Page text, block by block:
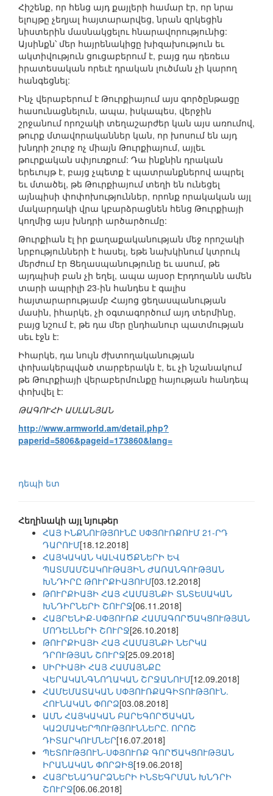
Հիշենք, որ հենց այդ քայլերի համար էր, որ նրա
ելույթը չեղյալ հայտարարվեց, նրան զրկեցին
նիստերին մասնակցելու հնարավորությունից:
Այսինքն՝ մեր հայրենակիցը խիզախություն եւ
ակտիվություն ցուցաբերում է, բայց դա դեռեւս
իրատեսական որեւէ դրական լուծման չի կարող
հանգեցնել:
Ինչ վերաբերում է Թուրքիայում այս գործընթացը
հասունացնելուն, ապա, իսկապես, վերջին
շրջանում որոշակի տեղաշարժեր կան այս առումով,
թուրք մտավորականներ կան, որ խոսում են այդ
խնդրի շուրջ ոչ միայն Թուրքիայում, այլեւ
թուրքական սփյուռքում: Դա ինքնին դրական
երեւույթ է, բայց չպետք է պատրանքներով ապրել
եւ մտածել, թե Թուրքիայում տեղի են ունեցել
այնպիսի փոփոխություններ, որոնք որակական այլ
մակարդակի վրա կբարձրացնեն հենց Թուրքիայի
կողմից այս խնդրի արծարծումը:
Թուրքիան էլ իր քաղաքականության մեջ որոշակի
նրբությունների է հասել, եթե նախկինում կտրուկ
մերժում էր Ցեղասպանությունը եւ ասում, թե
այդպիսի բան չի եղել, ապա այսօր Էրդողանն ամեն
տարի ապրիլի 23-ին հանդես է գալիս
հայտարարությամբ Հայոց ցեղասպանության
մասին, իհարկե, չի օգտագործում այդ տերմինը,
բայց նշում է, թե դա մեր ընդհանուր պատմության
սեւ էջն է:
Իհարկե, դա նույն ժխտողականության
փոխակերպված տարբերակն է, եւ չի նշանակում
թե Թուրքիայի վերաբերմունքը հայության հանդեպ
փոխվել է:
ԹԱԳՈՒՀԻ ԱՍԼԱՆՅԱՆ
http://www.armworld.am/detail.php?
paperid=5806&pageid=173860&lang=
դեպի ետ
Հեղինակի այլ նյութեր
ՀԱՅ ԻՆՔՆՈՒԹՅՈՒՆԸ ՍՓՅՈՒՌՔՈՒՄ 21-ՐԴ
ԴԱՐՈՒՄ[18.12.2018]
ՀԱՅԿԱԿԱՆ ԿԱԼՎԱԾՔՆԵՐԻ ԵՎ
ՊԱՏՄԱՄՇԱԿՈՒԹԱՅԻՆ ԺԱՌԱՆԳՈՒԹՅԱՆ
ԽՆԴԻՐԸ ԹՈՒՐՔԻԱՅՈՒՄ[03.12.2018]
ԹՈՒՐՔԻԱՅԻ ՀԱՅ ՀԱՄԱՅՆՔԻ ՏՆՏԵՍԱԿԱՆ
ԽՆԴԻՐՆԵՐԻ ՇՈՒՐՋ[06.11.2018]
ՀԱՅՐԵՆԻՔ-ՍՓՅՈՒՌՔ ՀԱՄԱԳՈՐԾԱԿՑՈՒԹՅԱՆ
ՄՈԴԵԼՆԵՐԻ ՇՈՒՐՋ[26.10.2018]
ԹՈՒՐՔԻԱՅԻ ՀԱՅ ՀԱՄԱՅՆՔԻ ՆԵՐԿԱ
ԴՐՈՒԹՅԱՆ ՇՈՒՐՋ[25.09.2018]
ՍԻՐԻԱՅԻ ՀԱՅ ՀԱՄԱՅՆՔԸ
ՎԵՐԱԿԱՆԳՆՈՂԱԿԱՆ ՇՐՋԱՆՈՒՄ[12.09.2018]
ՀԱՄԵՄԱՏԱԿԱՆ ՍՓՅՈՒՌՔԱԳԻՏՈՒԹՅՈՒՆ.
ՀՈՒՆԱԿԱՆ ՓՈՐՁ[03.08.2018]
ԱՄՆ ՀԱՅԿԱԿԱՆ ԲԱՐԵԳՈՐԾԱԿԱՆ
ԿԱԶՄԱԿԵՐՊՈՒԹՅՈՒՆՆԵՐԸ. ՈՐՈՇ
ԴԻՏԱՐԿՈՒՄՆԵՐ[16.07.2018]
ՊԵՏՈՒԹՅՈՒՆ-ՍՓՅՈՒՌՔ ԳՈՐԾԱԿՑՈՒԹՅԱՆ
ԻՐԱՆԱԿԱՆ ՓՈՐՁԻՑ[19.06.2018]
ՀԱՅՐԵՆԱԴԱՐՁՆԵՐԻ ԻՆՏԵԳՐՄԱՆ ԽՆԴՐԻ
ՇՈՒՐՋ[06.06.2018]